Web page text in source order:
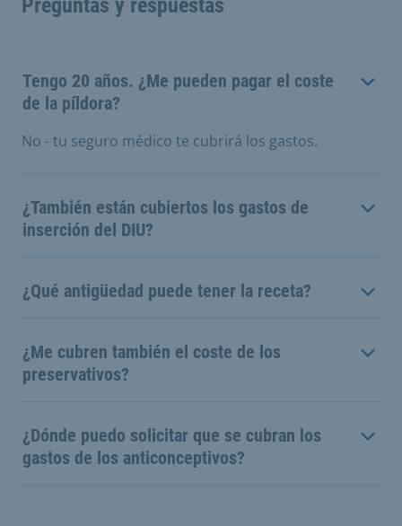
Preguntas y respuestas
Tengo 20 años. ¿Me pueden pagar el coste
de la píldora?
No - tu seguro médico te cubrirá los gastos.
¿También están cubiertos los gastos de
inserción del DIU?
¿Qué antigüedad puede tener la receta?
¿Me cubren también el coste de los
preservativos?
¿Dónde puedo solicitar que se cubran los
gastos de los anticonceptivos?